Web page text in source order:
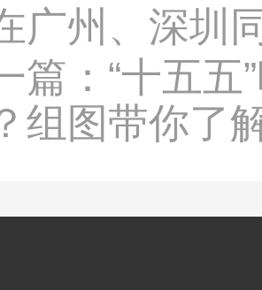
广州、深圳
篇： “十五五
组图带你了